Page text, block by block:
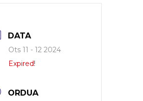
DATA
Ots 11 - 12 2024
Expired!
ORDUA